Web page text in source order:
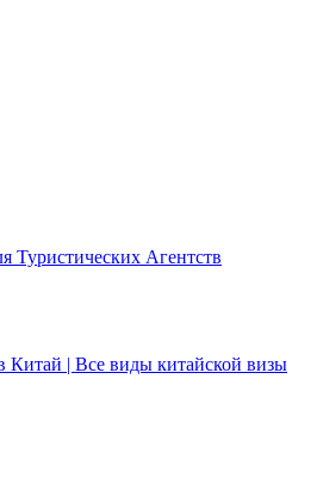
Туристических Агентств
Китай | Все виды китайской визы